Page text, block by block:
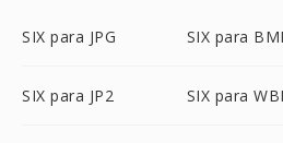
SIX para JPG SIX para
SIX para JP2 SIX para